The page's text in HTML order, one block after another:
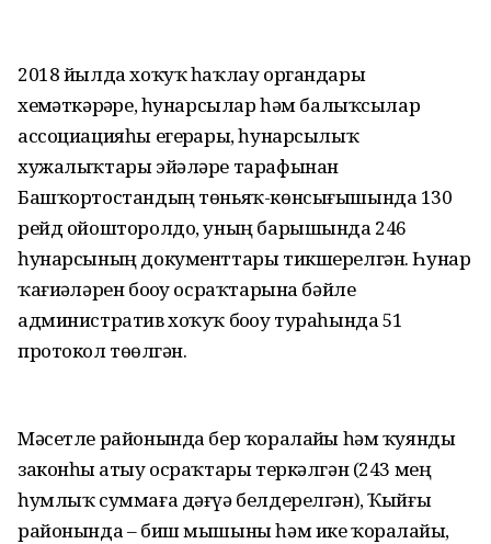
2018 йылда хоҡуҡ һаҡлау органдары
хеҙмәткәрҙәре, һунарсылар һәм балыҡсылар
ассоциацияһы егерҙары, һунарсылыҡ
хужалыҡтары эйәләре тарафынан
Башҡортостандың төньяҡ-көнсығышында 130
рейд ойошторолдо, уның барышында 246
һунарсының документтары тикшерелгән. Һунар
ҡағиҙәләрен боҙоу осраҡтарына бәйле
административ хоҡуҡ боҙоу тураһында 51
протокол төҙөлгән.
Мәсетле районында бер ҡоралайҙы һәм ҡуянды
законһыҙ атыу осраҡтары теркәлгән (243 мең
һумлыҡ суммаға дәғүә белдерелгән), Ҡыйғы
районында – биш мышыны һәм ике ҡоралайҙы,